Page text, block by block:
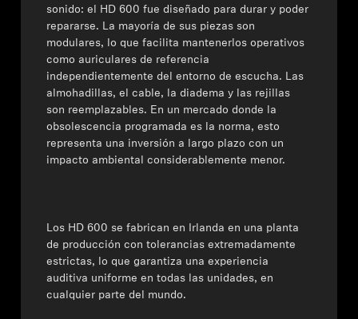
sonido:el HD 600 fue diseñado para durar y poder
repararse. La mayoría de sus piezas son
modulares, lo que facilita mantenerlos operativos
como auriculares de referencia
independientemente del entorno de escucha. Las
almohadillas, el cable, la diadema y las rejillas
son reemplazables. En un mercado donde la
obsolescencia programada es la norma, esto
representa una inversión a largo plazo con un
impacto ambiental considerablemente menor.
Los HD 600 se fabrican en Irlanda en una planta
de producción con tolerancias extremadamente
estrictas, lo que garantiza una experiencia
auditiva uniforme en todas las unidades, en
cualquier parte del mundo.